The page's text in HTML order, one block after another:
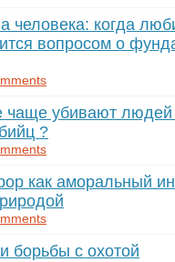
человека: когда
вопросом о
чаще убивают людей
?
как аморальный
борьбы с охотой